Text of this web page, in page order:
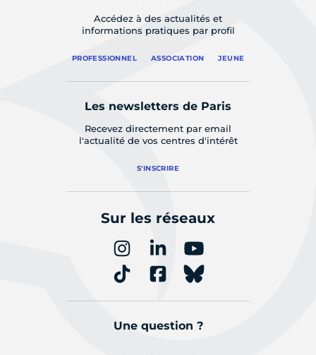
Accédez à des actualités et
informations pratiques par profil
PROFESSIONNEL ASSOCIATION JEUNE
Les newsletters de Paris
Recevez directement par email
l'actualité de vos centres d'intérêt
S'INSCRIRE
Sur les réseaux
Une question ?